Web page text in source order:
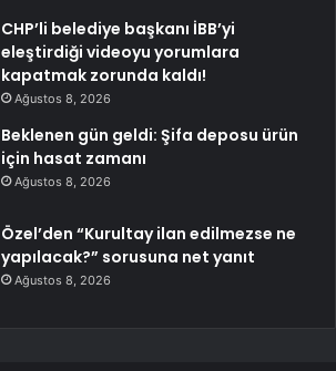
CHP’li belediye başkanı İBB’yi
eleştirdiği videoyu yorumlara
kapatmak zorunda kaldı!
Ağustos 8, 2026
Beklenen gün geldi: Şifa deposu ürün
için hasat zamanı
Ağustos 8, 2026
Özel’den “Kurultay ilan edilmezse ne
yapılacak?” sorusuna net yanıt
Ağustos 8, 2026